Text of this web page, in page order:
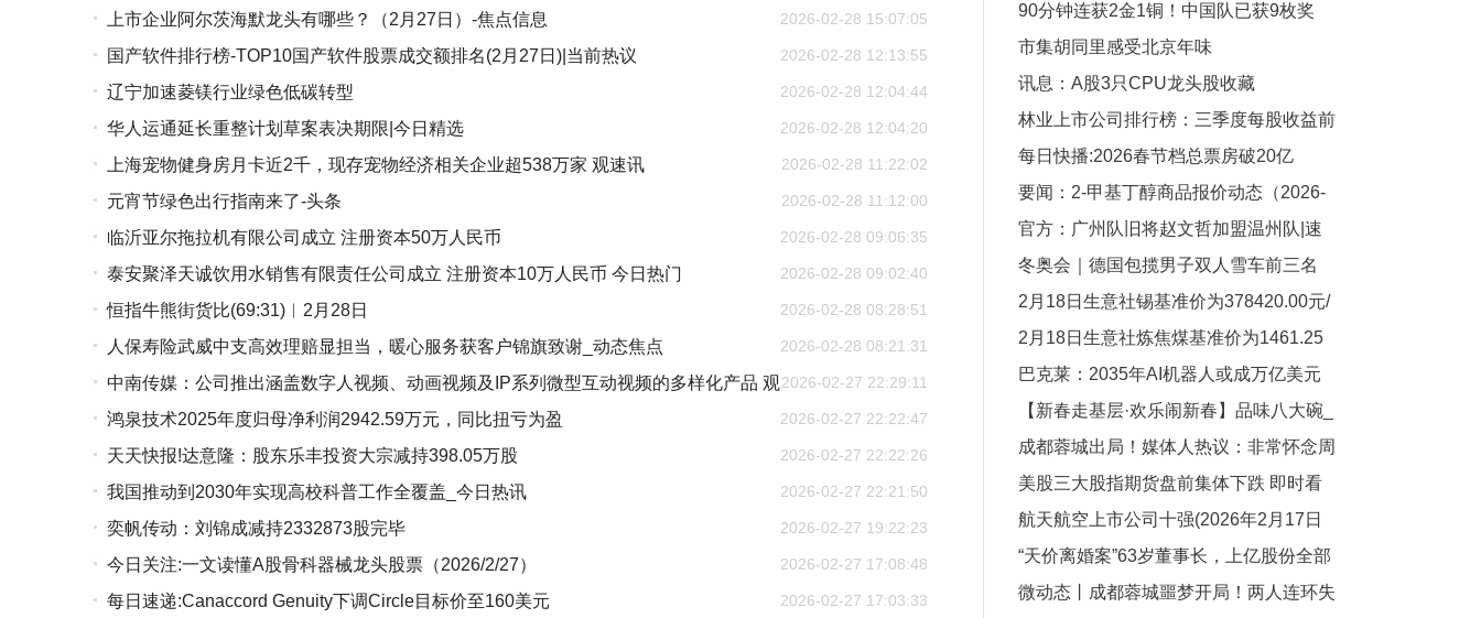
2026-02-28 15:07:05
上市企业阿尔茨海默龙头有哪些？（2月27日）-焦点信息
2026-02-28 12:13:55
国产软件排行榜-TOP10国产软件股票成交额排名(2月27日)|当前热议
2026-02-28 12:04:44
辽宁加速菱镁行业绿色低碳转型
2026-02-28 12:04:20
华人运通延长重整计划草案表决期限|今日精选
2026-02-28 11:22:02
上海宠物健身房月卡近2千，现存宠物经济相关企业超538万家 观速讯
2026-02-28 11:12:00
元宵节绿色出行指南来了-头条
2026-02-28 09:06:35
临沂亚尔拖拉机有限公司成立 注册资本50万人民币
2026-02-28 09:02:40
泰安聚泽天诚饮用水销售有限责任公司成立 注册资本10万人民币 今日热门
2026-02-28 08:28:51
恒指牛熊街货比(69:31)︱2月28日
2026-02-28 08:21:31
人保寿险武威中支高效理赔显担当，暖心服务获客户锦旗致谢_动态焦点
2026-02-27 22:29:11
中南传媒：公司推出涵盖数字人视频、动画视频及IP系列微型互动视频的多样化产品 观
点 2026-02-27 22:22:47
鸿泉技术2025年度归母净利润2942.59万元，同比扭亏为盈
2026-02-27 22:22:26
天天快报!达意隆：股东乐丰投资大宗减持398.05万股
2026-02-27 22:21:50
我国推动到2030年实现高校科普工作全覆盖_今日热讯
2026-02-27 19:22:23
奕帆传动：刘锦成减持2332873股完毕
2026-02-27 17:08:48
今日关注:一文读懂A股骨科器械龙头股票（2026/2/27）
2026-02-27 17:03:33
每日速递:Canaccord Genuity下调Circle目标价至160美元
夜温差较大
90分钟连获2金1铜！中国队已获9枚奖
牌，奖牌榜升至第14位-热议
市集胡同里感受北京年味
讯息：A股3只CPU龙头股收藏
（2026/2/18）
林业上市公司排行榜：三季度每股收益前
10名单|今日热讯
每日快播:2026春节档总票房破20亿
要闻：2-甲基丁醇商品报价动态（2026-
02-18）
官方：广州队旧将赵文哲加盟温州队|速
读
冬奥会｜德国包揽男子双人雪车前三名
2月18日生意社锡基准价为378420.00元/
吨 焦点
2月18日生意社炼焦煤基准价为1461.25
元/吨
巴克莱：2035年AI机器人或成万亿美元
赛道 中国占据主导地位_聚焦
【新春走基层·欢乐闹新春】品味八大碗_
焦点速讯
成都蓉城出局！媒体人热议：非常怀念周
定洋，中超全军覆没_焦点关注
美股三大股指期货盘前集体下跌 即时看
航天航空上市公司十强(2026年2月17日
市值企业排行榜)|焦点热文
“天价离婚案”63岁董事长，上亿股份全部
冻结-观速讯
微动态丨成都蓉城噩梦开局！两人连环失